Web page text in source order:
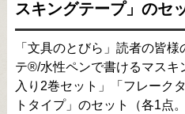
スキングテープ」のセ
「文具のとびら」読者の皆
テ®/水性ペンで書けるマスキ
入り2巻セット」「フレーク
トタイプ」のセット（各1点